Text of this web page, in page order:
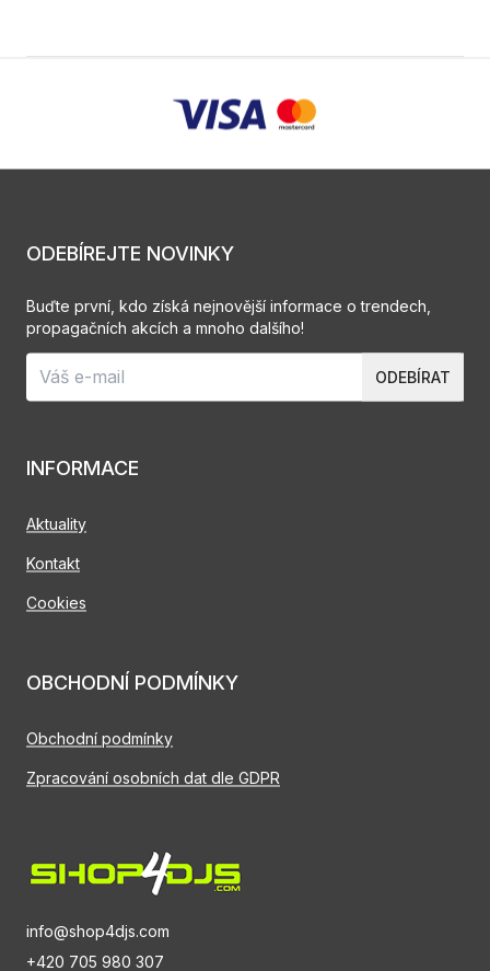
info@shop4djs.com
+420 705 980 307
INFORMACE
Aktuality
Kontakt
Cookies
OBCHODNÍ PODMÍNKY
Obchodní podmínky
Zpracování osobních dat dle GDPR
ODEBÍREJTE NOVINKY
Buďte první, kdo získá nejnovější informace o trendech,
propagačních akcích a mnoho dalšího!
ODEBÍRAT